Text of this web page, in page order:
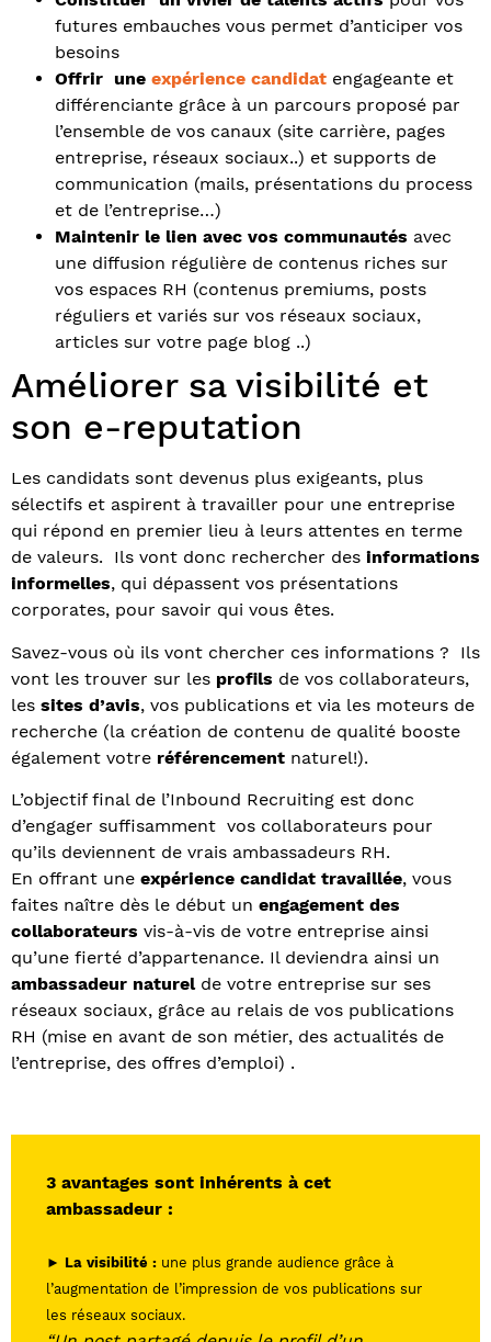
futures embauches vous permet d’anticiper vos
besoins
Offrir une expérience candidat engageante et
différenciante grâce à un parcours proposé par
l’ensemble de vos canaux (site carrière, pages
entreprise, réseaux sociaux..) et supports de
communication (mails, présentations du process
et de l’entreprise…)
Maintenir le lien avec vos communautés avec
une diffusion régulière de contenus riches sur
vos espaces RH (contenus premiums, posts
réguliers et variés sur vos réseaux sociaux,
articles sur votre page blog ..)
Améliorer sa visibilité et
son e-reputation
Les candidats sont devenus plus exigeants, plus
sélectifs et aspirent à travailler pour une entreprise
qui répond en premier lieu à leurs attentes en terme
de valeurs. Ils vont donc rechercher des informations
informelles, qui dépassent vos présentations
corporates, pour savoir qui vous êtes.
Savez-vous où ils vont chercher ces informations ? Ils
vont les trouver sur les profils de vos collaborateurs,
les sites d’avis, vos publications et via les moteurs de
recherche (la création de contenu de qualité booste
également votre référencement naturel!).
L’objectif final de l’Inbound Recruiting est donc
d’engager suffisamment vos collaborateurs pour
qu’ils deviennent de vrais ambassadeurs RH.
En offrant une expérience candidat travaillée, vous
faites naître dès le début un engagement des
collaborateurs vis-à-vis de votre entreprise ainsi
qu’une fierté d’appartenance. Il deviendra ainsi un
ambassadeur naturelde votre entreprise sur ses
réseaux sociaux, grâce au relais de vos publications
RH (mise en avant de son métier, des actualités de
l’entreprise, des offres d’emploi) .
3 avantages sont inhérents à cet
ambassadeur :
► La visibilité : une plus grande audience grâce à
l’augmentation de l’impression de vos publications sur
les réseaux sociaux.